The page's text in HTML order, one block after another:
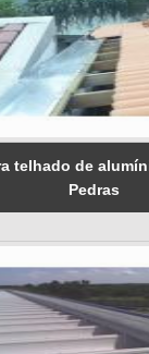
telhado de
Pedras